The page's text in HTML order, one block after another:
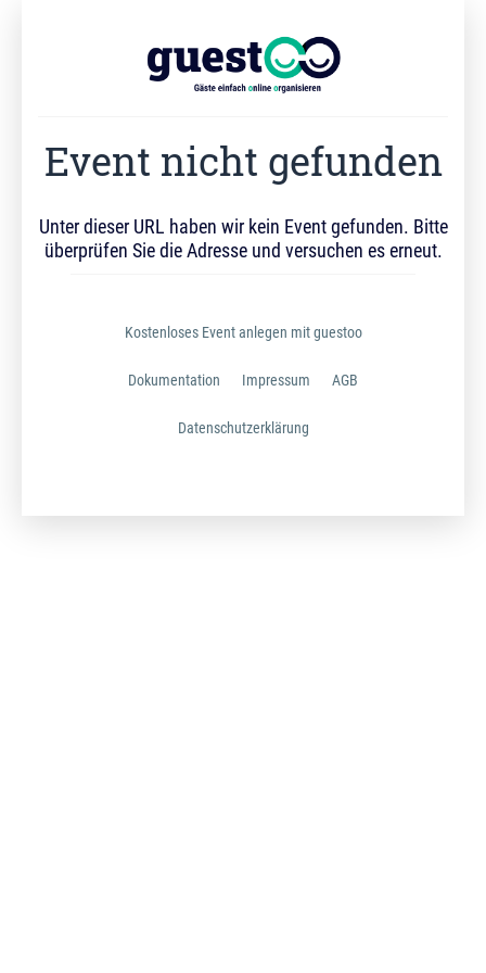
Event nicht gefunden
Unter dieser URL haben wir kein Event gefunden. Bitte
überprüfen Sie die Adresse und versuchen es erneut.
Kostenloses Event anlegen mit guestoo
Dokumentation Impressum AGB
Datenschutzerklärung